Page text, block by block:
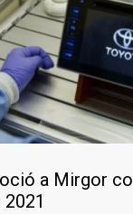
a Mirgor